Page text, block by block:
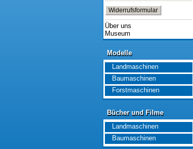
Widerrufsformular
Über uns
Museum
Modelle
Modelle
Landmaschinen
Baumaschinen
Forstmaschinen
Bücher und Filme
Bücher und Filme
Landmaschinen
Baumaschinen